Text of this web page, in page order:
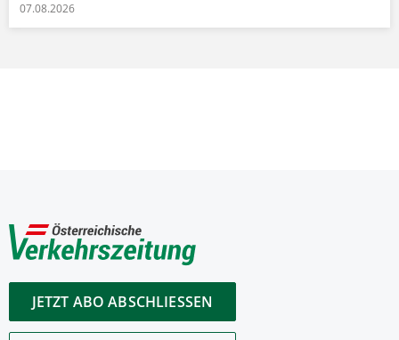
07.08.2026
JETZT ABO ABSCHLIESSEN